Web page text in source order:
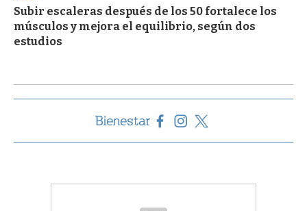
Subir escaleras después de los 50 fortalece los
músculos y mejora el equilibrio, según dos
estudios